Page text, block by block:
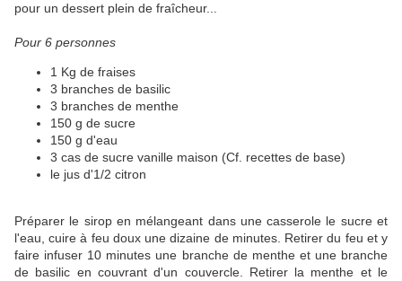
pour un dessert plein de fraîcheur...
Pour 6 personnes
1 Kg de fraises
3 branches de basilic
3 branches de menthe
150 g de sucre
150 g d'eau
3 cas de sucre vanille maison (Cf. recettes de base)
le jus d'1/2 citron
Préparer le sirop en mélangeant dans une casserole le sucre et
l'eau, cuire à feu doux une dizaine de minutes. Retirer du feu et y
faire infuser 10 minutes une branche de menthe et une branche
de basilic en couvrant d'un couvercle. Retirer la menthe et le